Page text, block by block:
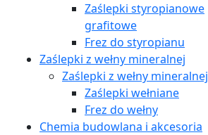
Zaślepki styropianowe
grafitowe
Frez do styropianu
Zaślepki z wełny mineralnej
Zaślepki z wełny mineralnej
Zaślepki wełniane
Frez do wełny
Chemia budowlana i akcesoria